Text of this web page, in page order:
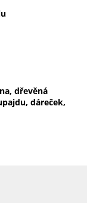
dřevěná
dáreček,